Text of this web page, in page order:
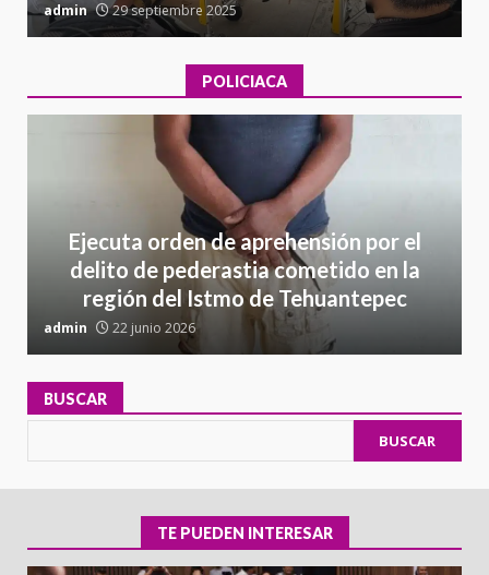
admin 29 septiembre 2025
POLICIACA
Ejecuta orden de aprehensión por el
delito de pederastia cometido en la
región del Istmo de Tehuantepec
admin 22 junio 2026
BUSCAR
BUSCAR
TE PUEDEN INTERESAR